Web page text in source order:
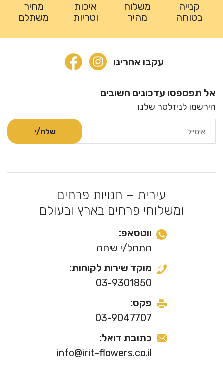
קנייה
בטוחה
משלוח
מהיר
איכות
וטריות
מחיר
משתלם
עקבו אחרינו
אל תפספסו עדכונים חשובים
הירשמו לניזלטר שלנו
עירית – חנויות פרחים
ומשלוחי פרחים בארץ ובעולם
ווטסאפ:
התחל/י שיחה
מוקד שירות לקוחות:
03-9301850
פקס:
03-9047707
כתובת דואל:
info@irit-flowers.co.il